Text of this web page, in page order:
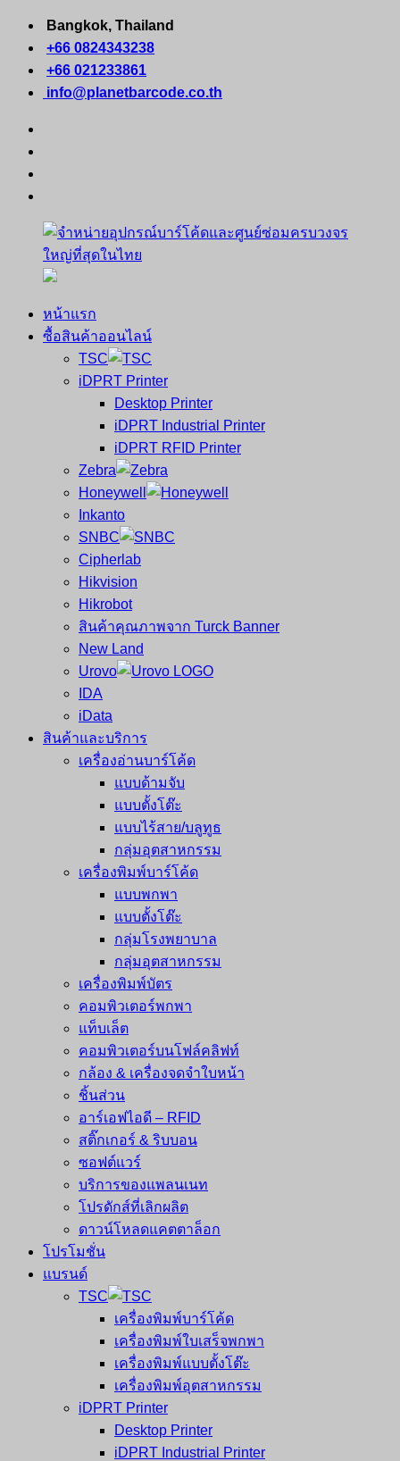
Skip
content
Bangkok, Thailand
+66 0824343238
+66 021233861
info@planetbarcode.co.th
จำหน่าย
คอมพิวเตอร์
หน้าแรก
ซื้อสินค้าออนไลน์
TSC
iDPRT Printer
Desktop Printer
iDPRT Industrial Printer
iDPRT RFID Printer
Zebra
Honeywell
Inkanto
SNBC
Cipherlab
Hikvision
Hikrobot
สินค้าคุณภาพจาก Turck Banner
New Land
Urovo
IDA
iData
สินค้าและบริการ
เครื่องอ่านบาร์โค้ด
แบบด้ามจับ
แบบตั้งโต๊ะ
แบบไร้สาย/บลูทูธ
กลุ่มอุตสาหกรรม
เครื่องพิมพ์บาร์โค้ด
แบบพกพา
แบบตั้งโต๊ะ
กลุ่มโรงพยาบาล
กลุ่มอุตสาหกรรม
เครื่องพิมพ์บัตร
คอมพิวเตอร์พกพา
แท็บเล็ต
คอมพิวเตอร์บนโฟล์คลิฟท์
กล้อง & เครื่องจดจำใบหน้า
ชิ้นส่วน
อาร์เอฟไอดี – RFID
สติ๊กเกอร์ & ริบบอน
ซอฟต์แวร์
บริการของแพลนเนท
โปรดักส์ที่เลิกผลิต
ดาวน์โหลดแคตตาล็อก
โปรโมชั่น
แบรนด์
TSC
เครื่องพิมพ์บาร์โค้ด
เครื่องพิมพ์ใบเสร็จพกพา
เครื่องพิมพ์แบบตั้งโต๊ะ
เครื่องพิมพ์อุตสาหกรรม
iDPRT Printer
Desktop Printer
iDPRT Industrial Printer